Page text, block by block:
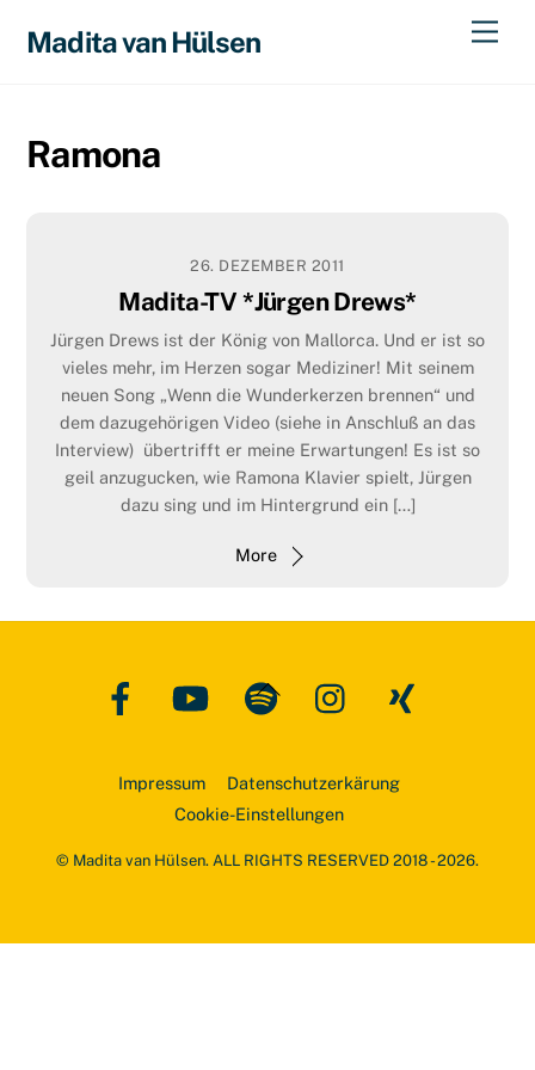
Madita van Hülsen
Ramona
26. DEZEMBER 2011
Madita-TV *Jürgen Drews*
Jürgen Drews ist der König von Mallorca. Und er ist so
vieles mehr, im Herzen sogar Mediziner! Mit seinem
neuen Song „Wenn die Wunderkerzen brennen“ und
dem dazugehörigen Video (siehe in Anschluß an das
Interview) übertrifft er meine Erwartungen! Es ist so
geil anzugucken, wie Ramona Klavier spielt, Jürgen
dazu sing und im Hintergrund ein […]
More
Back
To
Facebook YouTube Spotify Instagram
Impressum
Datenschutzerkärung
Cookie-Einstellungen
© Madita van Hülsen. ALL RIGHTS RESERVED 2018 - 2026.